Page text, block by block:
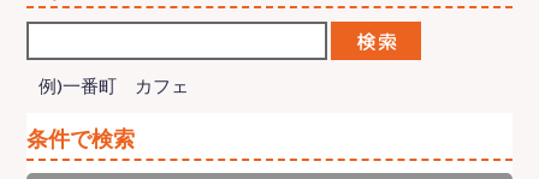
例)一番町 カフェ
条件で検索